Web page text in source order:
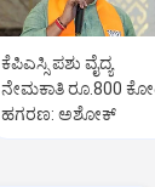
ಕೆಪಿಎಸ್ಸಿ ಪಶು ವೈದ್ಯ
ನೇಮಕಾತಿ ರೂ.800
ಹಗರಣ: ಅಶೋಕ್‌